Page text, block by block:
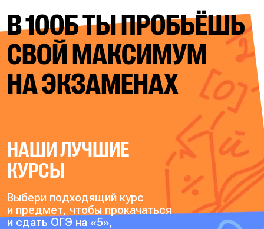
В 100Б ТЫ ПРОБЬЁШЬ
СВОЙМАКСИМУМ
НА ЭКЗАМЕНАХ
НАШИ ЛУЧШИЕ
КУРСЫ
Выбери подходящий курс
и предмет, чтобы прокачаться
и сдать ОГЭ на «5»,